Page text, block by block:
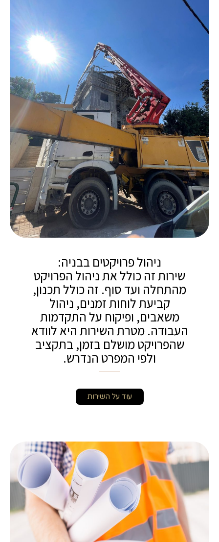
ניהול פרויקטים בבניה:
שירות זה כולל את ניהול הפרויקט
מהתחלה ועד סוף. זה כולל תכנון,
קביעת לוחות זמנים, ניהול
משאבים, ופיקוח על התקדמות
העבודה. מטרת השירות היא לוודא
שהפרויקט מושלם בזמן, בתקציב
ולפי המפרט הנדרש.
עוד על השירות